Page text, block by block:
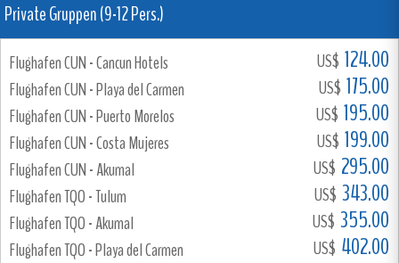
Private Gruppen (9-12 Pers.)
Flughafen CUN - Cancun Hotels US$ 124.00
Flughafen CUN - Playa del Carmen US$ 175.00
Flughafen CUN - Puerto Morelos US$ 195.00
Flughafen CUN - Costa Mujeres US$ 199.00
Flughafen CUN - Akumal US$ 295.00
Flughafen TQO - Tulum US$ 343.00
Flughafen TQO - Akumal US$ 355.00
Flughafen TQO - Playa del Carmen US$ 402.00